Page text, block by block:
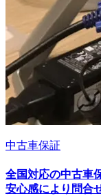
中古車保証
全国対応の中古車
安心感により問合